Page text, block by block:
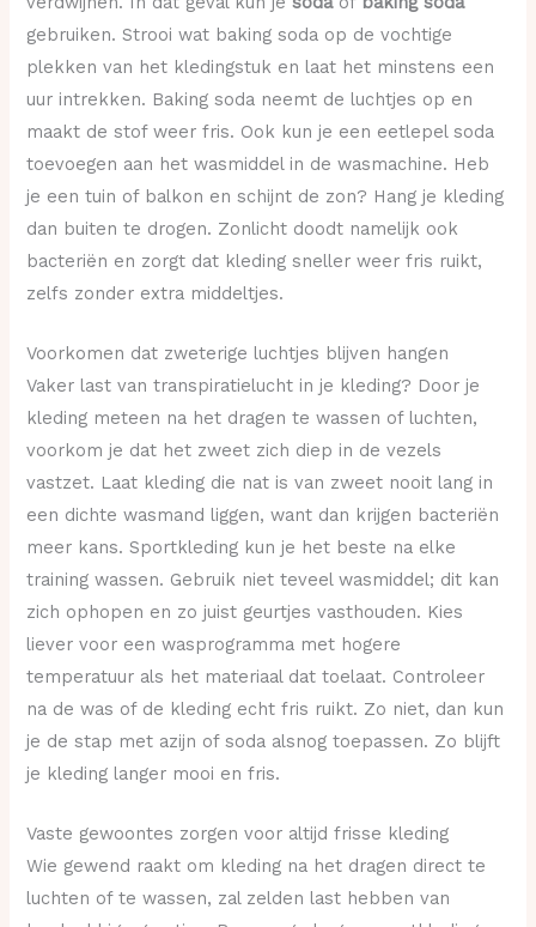
gebruiken. Strooi wat baking soda op de vochtige
plekken van het kledingstuk en laat het minstens een
uur intrekken. Baking soda neemt de luchtjes op en
maakt de stof weer fris. Ook kun je een eetlepel soda
toevoegen aan het wasmiddel in de wasmachine. Heb
je een tuin of balkon en schijnt de zon? Hang je kleding
dan buiten te drogen. Zonlicht doodt namelijk ook
bacteriën en zorgt dat kleding sneller weer fris ruikt,
zelfs zonder extra middeltjes.
Voorkomen dat zweterige luchtjes blijven hangen
Vaker last van transpiratielucht in je kleding? Door je
kleding meteen na het dragen te wassen of luchten,
voorkom je dat het zweet zich diep in de vezels
vastzet. Laat kleding die nat is van zweet nooit lang in
een dichte wasmand liggen, want dan krijgen bacteriën
meer kans. Sportkleding kun je het beste na elke
training wassen. Gebruik niet teveel wasmiddel; dit kan
zich ophopen en zo juist geurtjes vasthouden. Kies
liever voor een wasprogramma met hogere
temperatuur als het materiaal dat toelaat. Controleer
na de was of de kleding echt fris ruikt. Zo niet, dan kun
je de stap met azijn of soda alsnog toepassen. Zo blijft
je kleding langer mooi en fris.
Vaste gewoontes zorgen voor altijd frisse kleding
Wie gewend raakt om kleding na het dragen direct te
luchten of te wassen, zal zelden last hebben van